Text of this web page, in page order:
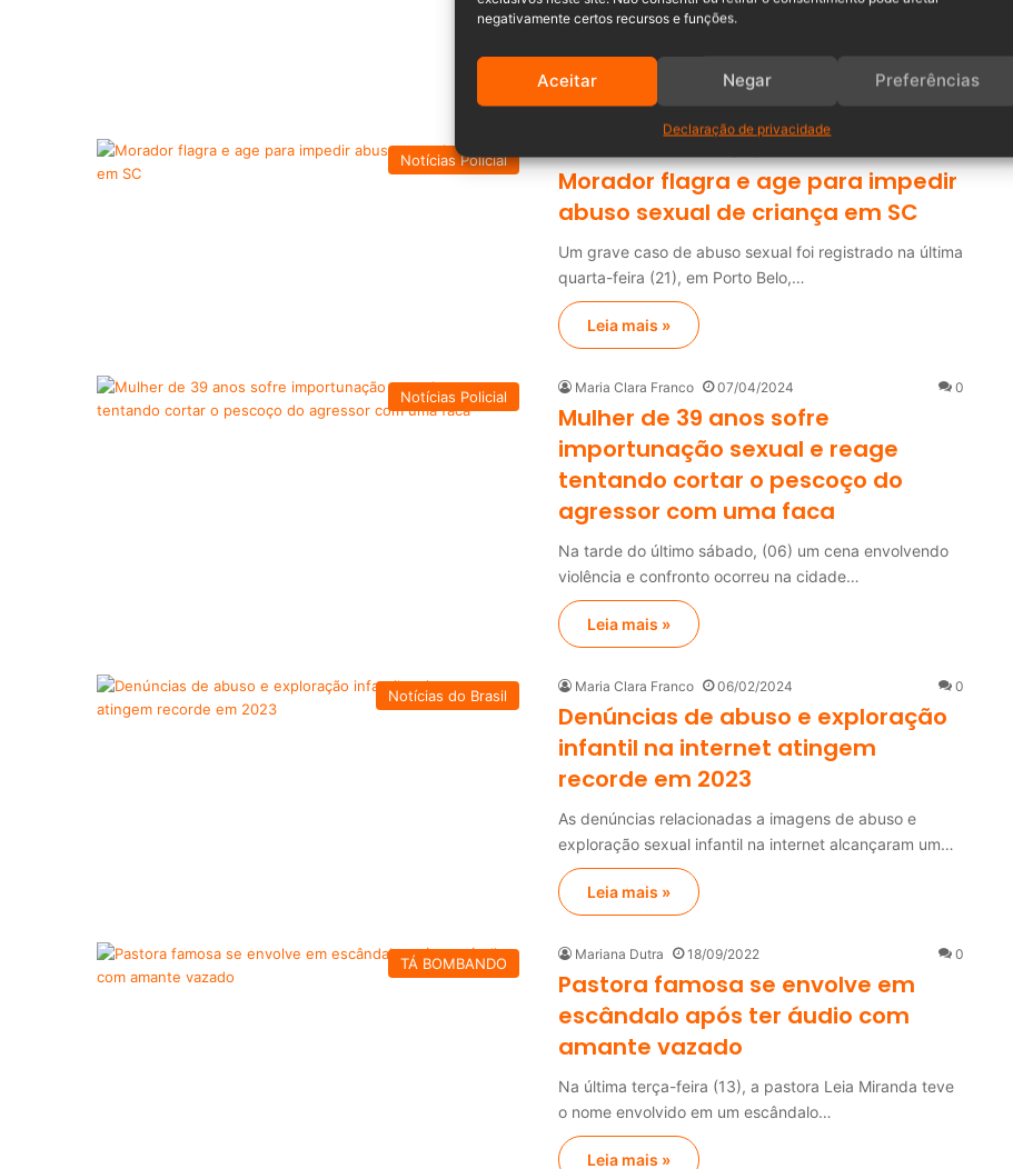
negativamente certos recursos e funções.
Aceitar Negar Preferências
Declaração de privacidade
Investigação de Crimes Cibernéticos (CyberGAECO)
Leia mais »
Notícias Policial
Morador flagra e age para impedir
abuso sexual de criança em SC
Um grave caso de abuso sexual foi registrado na última
quarta-feira (21), em Porto Belo,…
Leia mais »
Notícias Policial
Maria Clara Franco 07/04/2024 0
Mulher de 39 anos sofre
importunação sexual e reage
tentando cortar o pescoço do
agressor com uma faca
Na tarde do último sábado, (06) um cena envolvendo
violência e confronto ocorreu na cidade…
Leia mais »
Notícias do Brasil
Maria Clara Franco 06/02/2024 0
Denúncias de abuso e exploração
infantil na internet atingem
recorde em 2023
As denúncias relacionadas a imagens de abuso e
exploração sexual infantil na internet alcançaram um…
Leia mais »
TÁ BOMBANDO
Mariana Dutra 18/09/2022 0
Pastora famosa se envolve em
escândalo após ter áudio com
amante vazado
Na última terça-feira (13), a pastora Leia Miranda teve
o nome envolvido em um escândalo…
Leia mais »